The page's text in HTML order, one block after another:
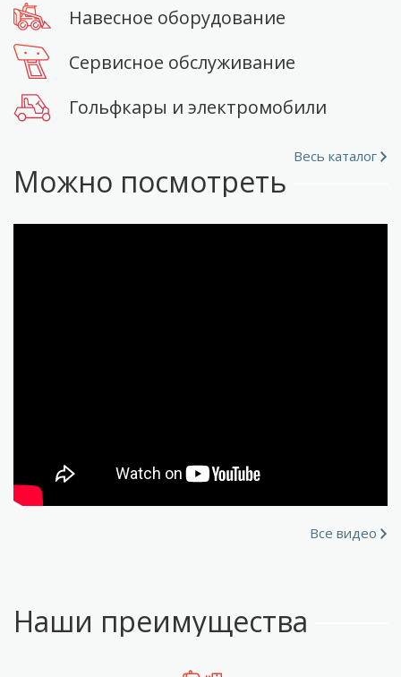
Навесное оборудование
Сервисное обслуживание
Гольфкары и электромобили
Весь каталог
Можно посмотреть
Все видео
Наши преимущества